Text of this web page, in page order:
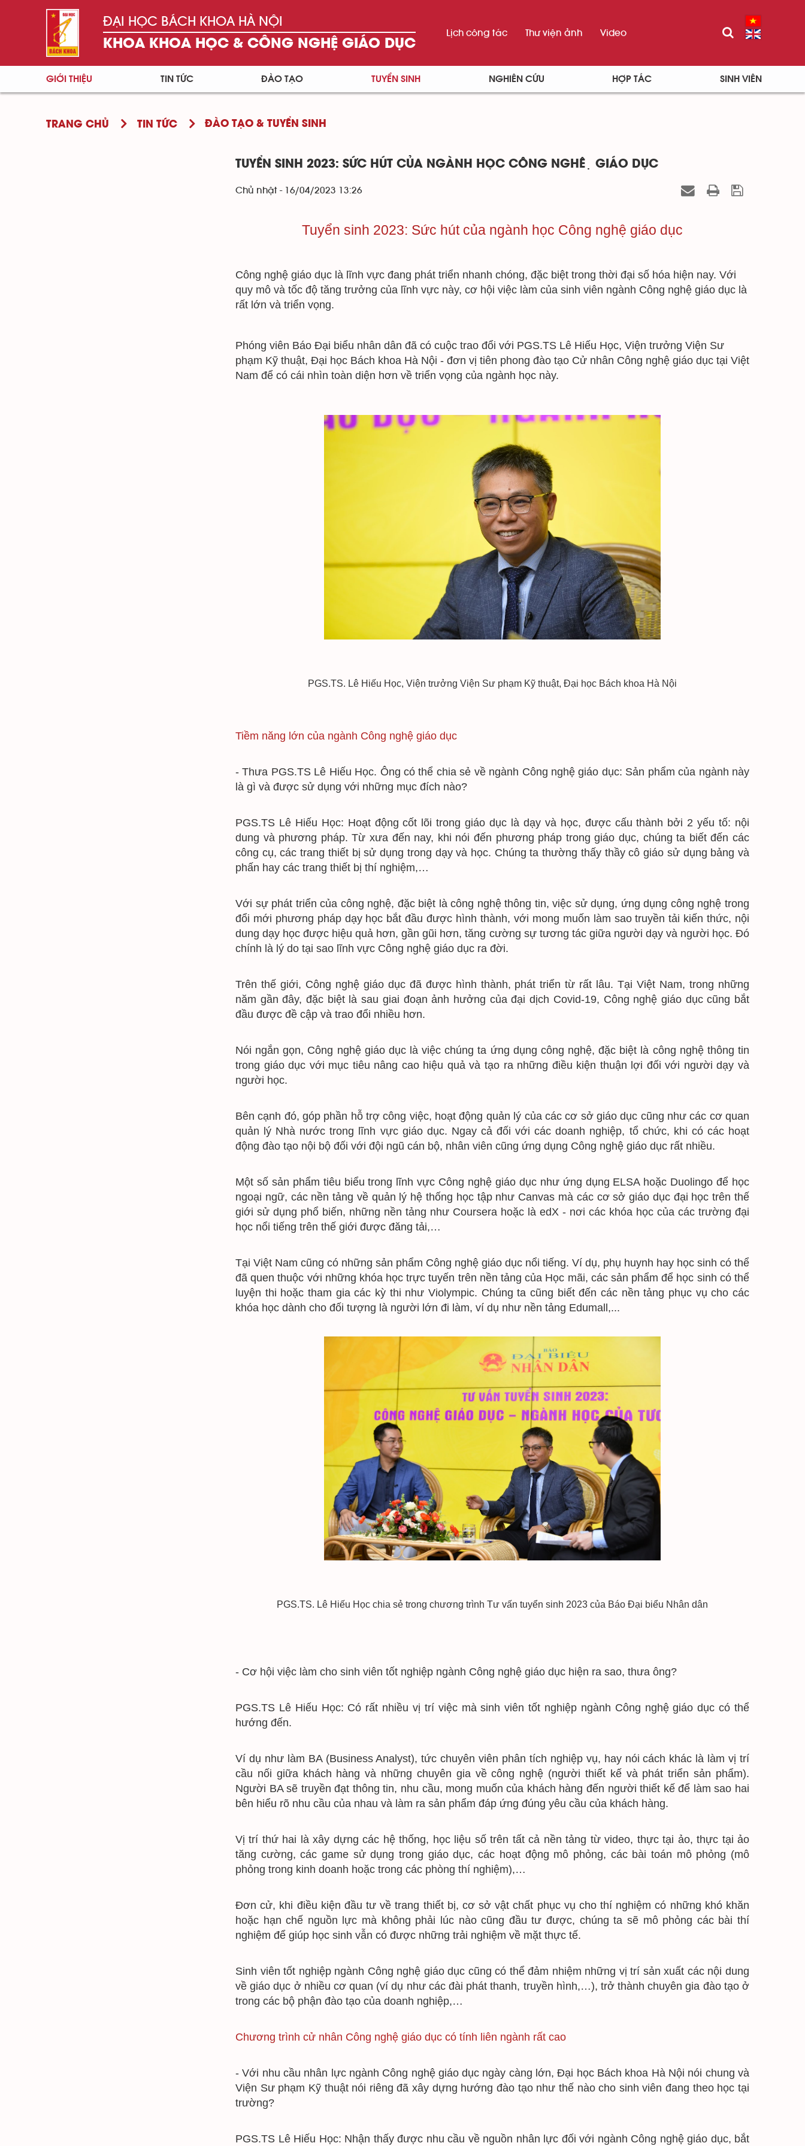
ĐẠI HỌC BÁCH KHOA HÀ NỘI
KHOA KHOA HỌC & CÔNG NGHỆ GIÁO DỤC
Lịch công tác Thư viện ảnh Video
GIỚI THIỆU TIN TỨC ĐÀO TẠO TUYỂN SINH NGHIÊN CỨU HỢP TÁC SINH VIÊN
TRANG CHỦ TIN TỨC ĐÀO TẠO & TUYỂN SINH
TUYỂN SINH 2023: SỨC HÚT CỦA NGÀNH HỌC CÔNG NGHỆ GIÁO DỤC
Chủ nhật - 16/04/2023 13:26
Tuyển sinh 2023: Sức hút của ngành học Công nghệ giáo dục
Công nghệ giáo dục là lĩnh vực đang phát triển nhanh chóng, đặc biệt trong thời đại số hóa hiện nay. Với
quy mô và tốc độ tăng trưởng của lĩnh vực này, cơ hội việc làm của sinh viên ngành Công nghệ giáo dục là
rất lớn và triển vọng.
Phóng viên Báo Đại biểu nhân dân đã có cuộc trao đổi với PGS.TS Lê Hiếu Học, Viện trưởng Viện Sư
phạm Kỹ thuật, Đại học Bách khoa Hà Nội - đơn vị tiên phong đào tạo Cử nhân Công nghệ giáo dục tại Việt
Nam để có cái nhìn toàn diện hơn về triển vọng của ngành học này.
PGS.TS. Lê Hiếu Học, Viện trưởng Viện Sư phạm Kỹ thuật, Đại học Bách khoa Hà Nội
Tiềm năng lớn của ngành Công nghệ giáo dục
- Thưa PGS.TS Lê Hiếu Học. Ông có thể chia sẻ về ngành Công nghệ giáo dục: Sản phẩm của ngành này
là gì và được sử dụng với những mục đích nào?
PGS.TS Lê Hiếu Học: Hoạt động cốt lõi trong giáo dục là dạy và học, được cấu thành bởi 2 yếu tố: nội
dung và phương pháp. Từ xưa đến nay, khi nói đến phương pháp trong giáo dục, chúng ta biết đến các
công cụ, các trang thiết bị sử dụng trong dạy và học. Chúng ta thường thấy thầy cô giáo sử dụng bảng và
phấn hay các trang thiết bị thí nghiệm,…
Với sự phát triển của công nghệ, đặc biệt là công nghệ thông tin, việc sử dụng, ứng dụng công nghệ trong
đổi mới phương pháp dạy học bắt đầu được hình thành, với mong muốn làm sao truyền tải kiến thức, nội
dung dạy học được hiệu quả hơn, gần gũi hơn, tăng cường sự tương tác giữa người dạy và người học. Đó
chính là lý do tại sao lĩnh vực Công nghệ giáo dục ra đời.
Trên thế giới, Công nghệ giáo dục đã được hình thành, phát triển từ rất lâu. Tại Việt Nam, trong những
năm gần đây, đặc biệt là sau giai đoạn ảnh hưởng của đại dịch Covid-19, Công nghệ giáo dục cũng bắt
đầu được đề cập và trao đổi nhiều hơn.
Nói ngắn gọn, Công nghệ giáo dục là việc chúng ta ứng dụng công nghệ, đặc biệt là công nghệ thông tin
trong giáo dục với mục tiêu nâng cao hiệu quả và tạo ra những điều kiện thuận lợi đối với người dạy và
người học.
Bên cạnh đó, góp phần hỗ trợ công việc, hoạt động quản lý của các cơ sở giáo dục cũng như các cơ quan
quản lý Nhà nước trong lĩnh vực giáo dục. Ngay cả đối với các doanh nghiệp, tổ chức, khi có các hoạt
động đào tạo nội bộ đối với đội ngũ cán bộ, nhân viên cũng ứng dụng Công nghệ giáo dục rất nhiều.
Một số sản phẩm tiêu biểu trong lĩnh vực Công nghệ giáo dục như ứng dụng ELSA hoặc Duolingo để học
ngoại ngữ, các nền tảng về quản lý hệ thống học tập như Canvas mà các cơ sở giáo dục đại học trên thế
giới sử dụng phổ biến, những nền tảng như Coursera hoặc là edX - nơi các khóa học của các trường đại
học nổi tiếng trên thế giới được đăng tải,…
Tại Việt Nam cũng có những sản phẩm Công nghệ giáo dục nổi tiếng. Ví dụ, phụ huynh hay học sinh có thể
đã quen thuộc với những khóa học trực tuyến trên nền tảng của Học mãi, các sản phẩm để học sinh có thể
luyện thi hoặc tham gia các kỳ thi như Violympic. Chúng ta cũng biết đến các nền tảng phục vụ cho các
khóa học dành cho đối tượng là người lớn đi làm, ví dụ như nền tảng Edumall,...
PGS.TS. Lê Hiếu Học chia sẻ trong chương trình Tư vấn tuyển sinh 2023 của Báo Đại biểu Nhân dân
- Cơ hội việc làm cho sinh viên tốt nghiệp ngành Công nghệ giáo dục hiện ra sao, thưa ông?
PGS.TS Lê Hiếu Học: Có rất nhiều vị trí việc mà sinh viên tốt nghiệp ngành Công nghệ giáo dục có thể
hướng đến.
Ví dụ như làm BA (Business Analyst), tức chuyên viên phân tích nghiệp vụ, hay nói cách khác là làm vị trí
cầu nối giữa khách hàng và những chuyên gia về công nghệ (người thiết kế và phát triển sản phẩm).
Người BA sẽ truyền đạt thông tin, nhu cầu, mong muốn của khách hàng đến người thiết kế để làm sao hai
bên hiểu rõ nhu cầu của nhau và làm ra sản phẩm đáp ứng đúng yêu cầu của khách hàng.
Vị trí thứ hai là xây dựng các hệ thống, học liệu số trên tất cả nền tảng từ video, thực tại ảo, thực tại ảo
tăng cường, các game sử dụng trong giáo dục, các hoạt động mô phỏng, các bài toán mô phỏng (mô
phỏng trong kinh doanh hoặc trong các phòng thí nghiệm),…
Đơn cử, khi điều kiện đầu tư về trang thiết bị, cơ sở vật chất phục vụ cho thí nghiệm có những khó khăn
hoặc hạn chế nguồn lực mà không phải lúc nào cũng đầu tư được, chúng ta sẽ mô phỏng các bài thí
nghiệm để giúp học sinh vẫn có được những trải nghiệm về mặt thực tế.
Sinh viên tốt nghiệp ngành Công nghệ giáo dục cũng có thể đảm nhiệm những vị trí sản xuất các nội dung
về giáo dục ở nhiều cơ quan (ví dụ như các đài phát thanh, truyền hình,…), trở thành chuyên gia đào tạo ở
trong các bộ phận đào tạo của doanh nghiệp,…
Chương trình cử nhân Công nghệ giáo dục có tính liên ngành rất cao
- Với nhu cầu nhân lực ngành Công nghệ giáo dục ngày càng lớn, Đại học Bách khoa Hà Nội nói chung và
Viện Sư phạm Kỹ thuật nói riêng đã xây dựng hướng đào tạo như thế nào cho sinh viên đang theo học tại
trường?
PGS.TS Lê Hiếu Học: Nhận thấy được nhu cầu về nguồn nhân lực đối với ngành Công nghệ giáo dục, bắt